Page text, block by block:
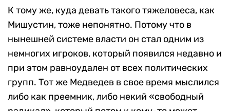
К тому же, куда девать такого тяжеловеса, как
Мишустин, тоже непонятно. Потому что в
нынешней системе власти он стал одним из
немногих игроков, который появился недавно и
при этом равноудален от всех политических
групп. Тот же Медведев в свое время мыслился
либо как преемник, либо некий «свободный